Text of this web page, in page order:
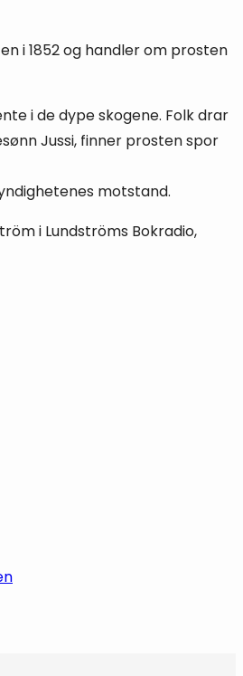
i 1852 og handler om prosten
i de dype skogene. Folk drar
Jussi, finner prosten spor
motstand.
i Lundströms Bokradio,